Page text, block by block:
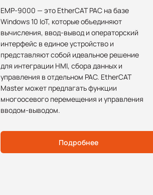
EMP-9000 — это EtherCAT PAC на базе
Windows 10 IoT, которые объединяют
вычисления, ввод-вывод и операторский
интерфейс в единое устройство и
представляют собой идеальное решение
для интеграции HMI, сбора данных и
управления в отдельном PAC. EtherCAT
Master может предлагать функции
многоосевого перемещения и управления
вводом-выводом.
Подробнее